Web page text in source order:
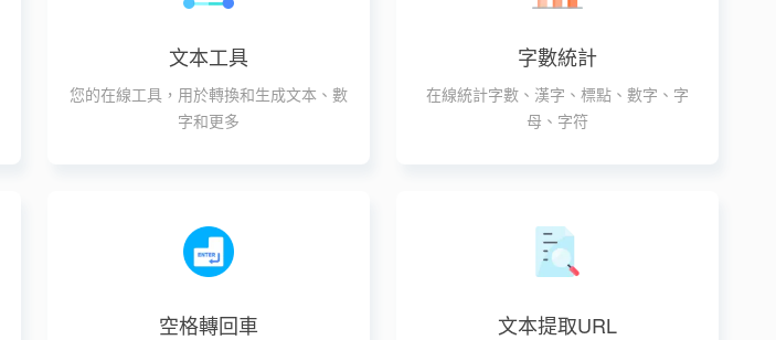
文本工具
您的在線工具，用於轉換和生成文本、數
字和更多
字數統計
在線統計字數、漢字、標點、數字、字
母、字符
空格轉回車 文本提取URL